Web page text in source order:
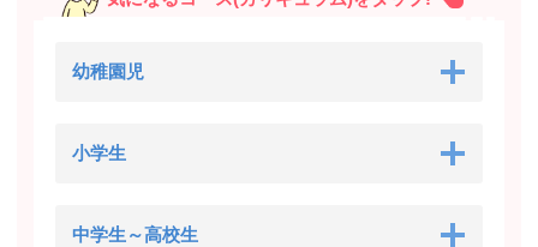
幼稚園児
小学生
中学生～高校生